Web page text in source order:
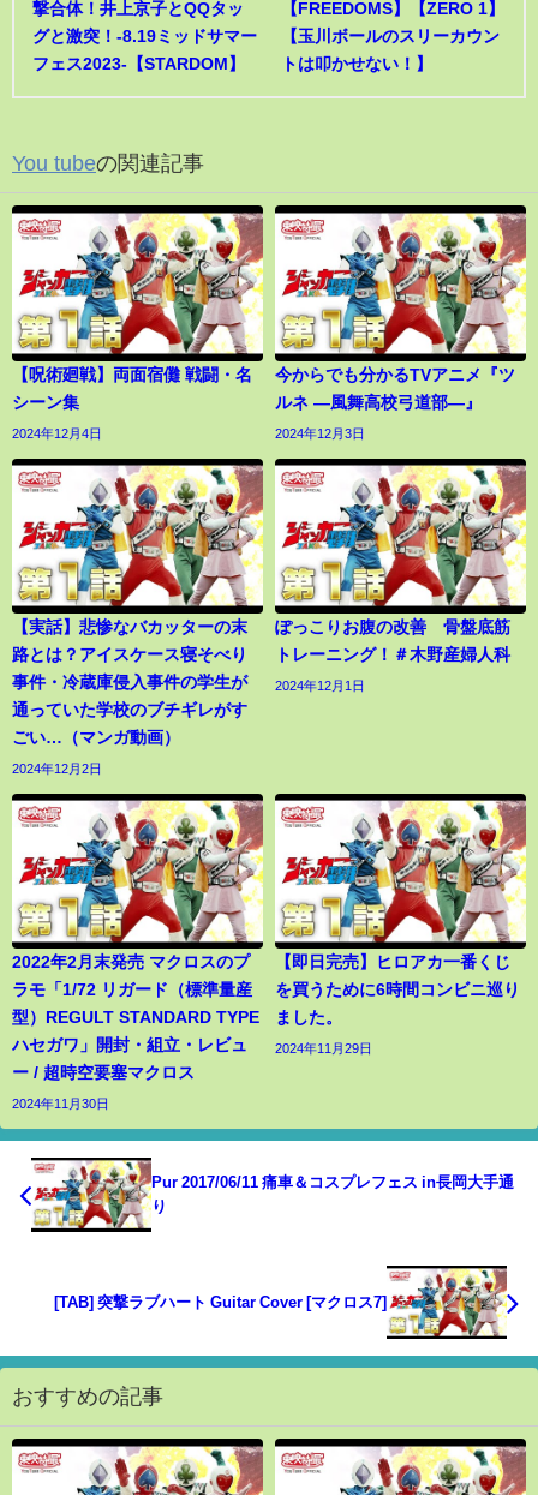
撃合体！井上京子とQQタッ
グと激突！-8.19ミッドサマー
フェス2023-【STARDOM】
【FREEDOMS】【ZERO 1】
【玉川ボールのスリーカウン
トは叩かせない！】
You tubeの関連記事
【呪術廻戦】両面宿儺 戦闘・名
シーン集
2024年12月4日
今からでも分かるTVアニメ『ツ
ルネ ―風舞高校弓道部―』
2024年12月3日
【実話】悲惨なバカッターの末
路とは？アイスケース寝そべり
事件・冷蔵庫侵入事件の学生が
通っていた学校のブチギレがす
ごい…（マンガ動画）
2024年12月2日
ぽっこりお腹の改善 骨盤底筋
トレーニング！＃木野産婦人科
2024年12月1日
2022年2月末発売 マクロスのプ
ラモ「1/72 リガード（標準量産
型）REGULT STANDARD TYPE
ハセガワ」開封・組立・レビュ
ー / 超時空要塞マクロス
2024年11月30日
【即日完売】ヒロアカ一番くじ
を買うために6時間コンビニ巡り
ました。
2024年11月29日
Pur 2017/06/11 痛車＆コスプレフェス in長岡大手通
り
[TAB] 突撃ラブハート Guitar Cover [マクロス7]
おすすめの記事